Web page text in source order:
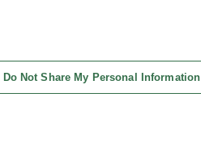
Do Not Share My Personal Information